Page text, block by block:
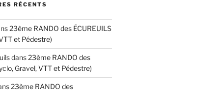
RÉCENTS
23ème RANDO des ÉCUREUILS
et Pédestre)
dans23ème RANDO des
Gravel, VTT et Pédestre)
23ème RANDO des